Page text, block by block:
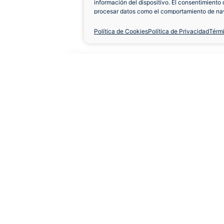
información del dispositivo. El consentimiento
procesar datos como el comportamiento de
negativamente a ciertas características y
Política de CookiesPolítica de Privacidad